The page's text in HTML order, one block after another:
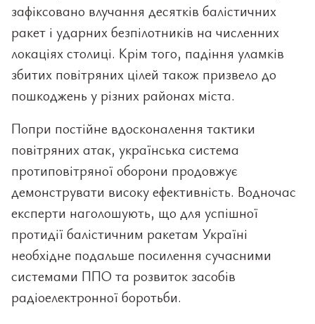
зафіксовано влучання десятків балістичних
ракет і ударних безпілотників на численних
локаціях столиці. Крім того, падіння уламків
збитих повітряних цілей також призвело до
пошкоджень у різних районах міста.
Попри постійне вдосконалення тактики
повітряних атак, українська система
протиповітряної оборони продовжує
демонструвати високу ефективність. Водночас
експерти наголошують, що для успішної
протидії балістичним ракетам Україні
необхідне подальше посилення сучасними
системами ППО та розвиток засобів
радіоелектронної боротьби.